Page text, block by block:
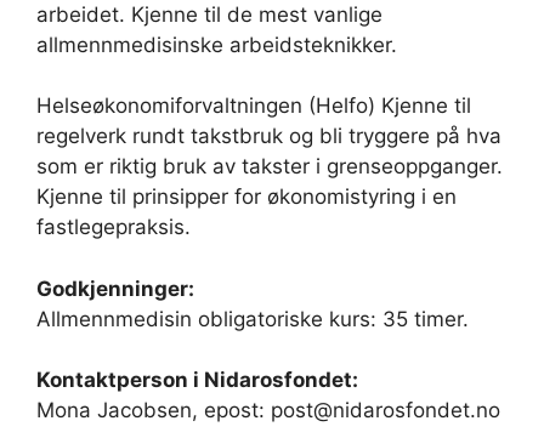
arbeidet. Kjenne til de mest vanlige
allmennmedisinske arbeidsteknikker.
Helseøkonomiforvaltningen (Helfo) Kjenne til
regelverk rundt takstbruk og bli tryggere på hva
som er riktig bruk av takster i grenseoppganger.
Kjenne til prinsipper for økonomistyring i en
fastlegepraksis.
Godkjenninger:
Allmennmedisin obligatoriske kurs: 35 timer.
Kontaktperson i Nidarosfondet:
Mona Jacobsen, epost: post@nidarosfondet.no